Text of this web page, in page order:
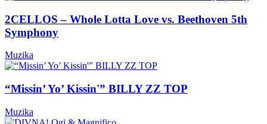
2CELLOS – Whole Lotta Love vs. Beethoven 5th
Symphony
Muzika
“Missin’ Yo’ Kissin'” BILLY ZZ TOP
Muzika